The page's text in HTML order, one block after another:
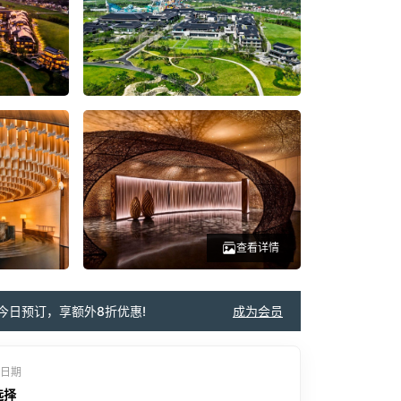
查看详情
日预订，享额外8折优惠! 成为会员
期
择